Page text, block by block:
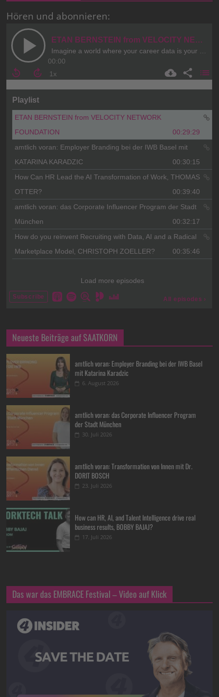
Hören und abonnieren:
Neueste Beiträge auf SAATKORN
amtlich voran: Employer Branding bei der IWB Basel
mit Katarina Karadzic
6. August 2026
amtlich voran: das Corporate Influencer Program
der Stadt München
30. Juli 2026
amtlich voran: Transformation von Innen mit Dr.
DORIT BOSCH
23. Juli 2026
How can HR, AI, and Talent Intelligence drive real
business results, BOBBY BAJAJ?
17. Juli 2026
Das war das EMBRACE Festival – Video auf Klick